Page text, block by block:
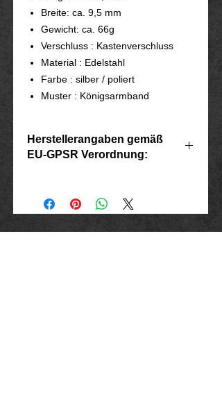
Breite: ca. 9,5 mm
Gewicht: ca. 66g
Verschluss : Kastenverschluss
Material : Edelstahl
Farbe : silber / poliert
Muster : Königsarmband
Herstellerangaben gemäß
EU-GPSR Verordnung:
Mühlenweg 10